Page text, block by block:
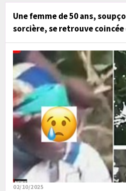
Une femme de 50 ans,
sorcière, se retrouve
02/10/2025